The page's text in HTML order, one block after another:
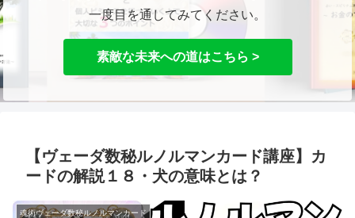
一度目を通してみてください。
素敵な未来への道はこちら >
【ヴェーダ数秘ルノルマンカード講座】カ
ードの解説１８・犬の意味とは？
魂術ヴェーダ数秘ルノルマンカード